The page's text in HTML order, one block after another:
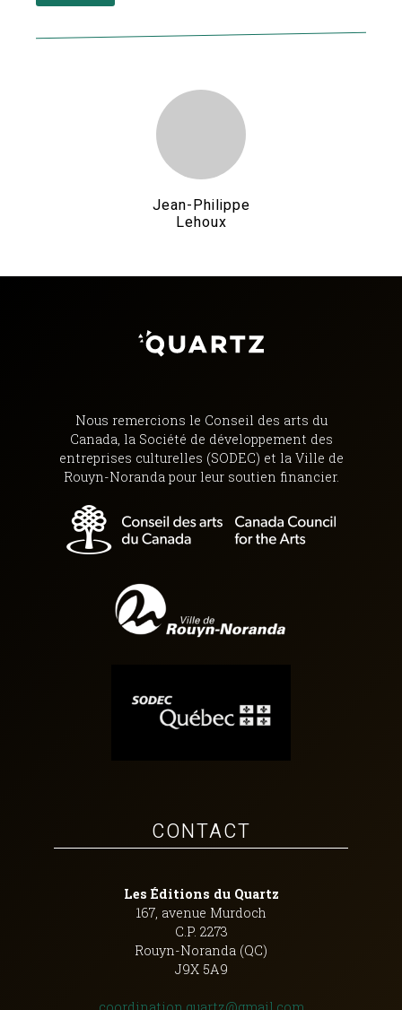
Jean-Philippe
Lehoux
Nous remercions le Conseil des arts du
Canada, la Société de développement des
entreprises culturelles (SODEC) et la Ville de
Rouyn-Noranda pour leur soutien financier.
CONTACT
Les Éditions du Quartz
167, avenue Murdoch
C.P. 2273
Rouyn-Noranda (QC)
J9X 5A9